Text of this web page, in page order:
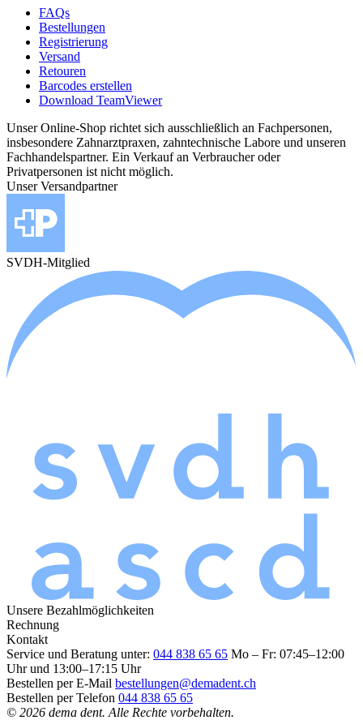
FAQs
Bestellungen
Registrierung
Versand
Retouren
Barcodes erstellen
Download TeamViewer
Unser Online-Shop richtet sich ausschließlich an Fachpersonen,
insbesondere Zahnarztpraxen, zahntechnische Labore und unseren
Fachhandelspartner. Ein Verkauf an Verbraucher oder
Privatpersonen ist nicht möglich.
Unser Versandpartner
SVDH-Mitglied
Unsere Bezahlmöglichkeiten
Rechnung
Kontakt
Service und Beratung unter: 044 838 65 65 Mo – Fr: 07:45–12:00
Uhr und 13:00–17:15 Uhr
Bestellen per E-Mail bestellungen@demadent.ch
Bestellen per Telefon 044 838 65 65
© 2026 dema dent. Alle Rechte vorbehalten.